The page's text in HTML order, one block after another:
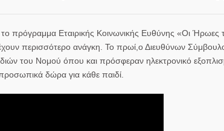
το πρόγραμμα Εταιρικής Κοινωνικής Ευθύνης «Οι
περισσότερο ανάγκη. Το πρωί,ο Διευθύνων Σύμβουλος
του Νομού όπου και πρόσφεραν ηλεκτρονικό
δώρα για κάθε παιδί.